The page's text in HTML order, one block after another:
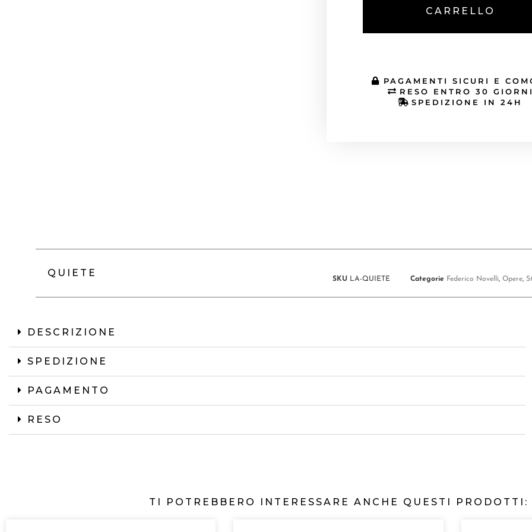
CARRELLO
PAGAMENTI SICURI E
RESO ENTRO 30 GIORNI
SPEDIZIONE IN 24H
QUIETE
SKU LA-QUIETE Categorie Federico Novelli, Opere,
DESCRIZIONE
SPEDIZIONE
PAGAMENTO
RESO
TI POTREBBERO INTERESSARE ANCHE QUESTI PRODOTTI: